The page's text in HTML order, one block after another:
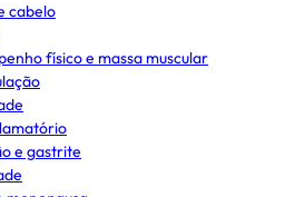
cabelo
físico e massa muscular
e gastrite